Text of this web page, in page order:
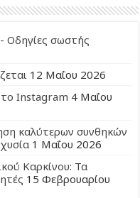
Οδηγίες σωστής
12 Μαΐου 2026
το Instagram 4 Μαΐου
καλύτερων συνθηκών
1 Μαΐου 2026
Καρκίνου: Τα
15 Φεβρουαρίου